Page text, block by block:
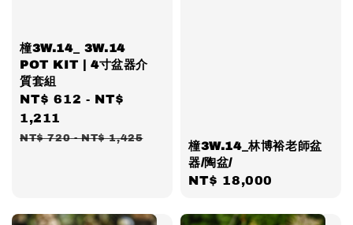
橦3W.14_ 3W.14
POT KIT | 4寸盆器介
質套組
Sale
price
NT$ 612 - NT$
1,211
Regular
NT$ 720-NT$ 1,425
橦3W.14_林博裕老師盆
器/陶盆/
Regular
NT$ 18,000